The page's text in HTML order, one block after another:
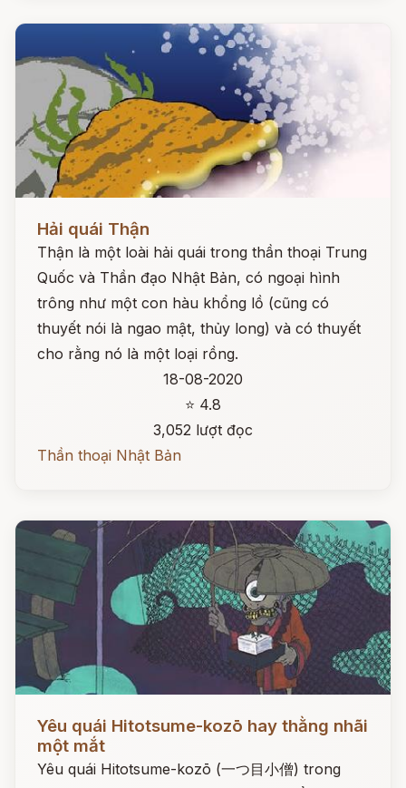
Hải quái Thận
Thận là một loài hải quái trong thần thoại Trung
Quốc và Thần đạo Nhật Bản, có ngoại hình
trông như một con hàu khổng lồ (cũng có
thuyết nói là ngao mật, thủy long) và có thuyết
cho rằng nó là một loại rồng.
18-08-2020
⭐ 4.8
3,052 lượt đọc
Thần thoại Nhật Bản
Yêu quái Hitotsume-kozō hay thằng nhãi
một mắt
Yêu quái Hitotsume-kozō (一つ目小僧) trong